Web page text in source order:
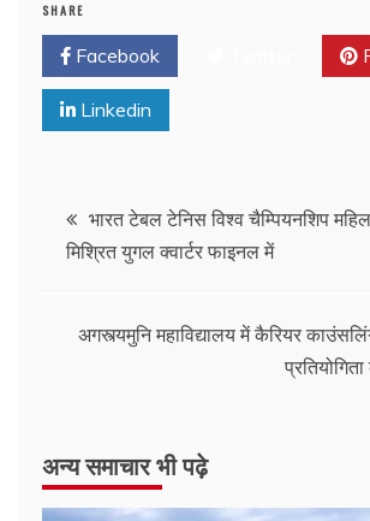
SHARE
Facebook
Linkedin
भारत टेबल टेनिस विश्व चैम्पियनशिप
मिश्रित युगल क्वार्टर फाइनल में
अगस्त्यमुनि महाविद्यालय में कैरियर
अन्य समाचार भी पढ़े